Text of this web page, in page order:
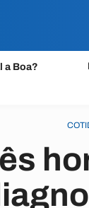
a Boa?